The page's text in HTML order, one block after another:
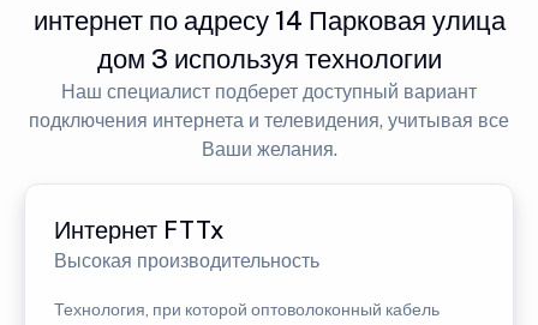
интернет по адресу 14 Парковая улица
дом 3 используя технологии
Наш специалист подберет доступный вариант
подключения интернета и телевидения, учитывая все
Ваши желания.
Интернет FTTx
Высокая производительность
Технология, при которой оптоволоконный кабель